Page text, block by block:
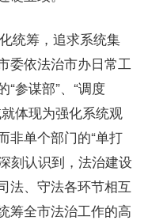
统筹，追求系统集
委依法治市办日常工
参谋部”、“调度
体现为强化系统观
非单个部门的“单打
刻认识到，法治建设
法、守法各环节相互
筹全市法治工作的高